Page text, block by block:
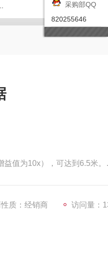
扫描仪 RZMO-TER-
值为10x），可达到6.5米。
性质：经销商 访问量：
采购部QQ
820255646